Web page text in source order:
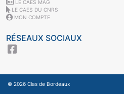
LE CAES MAG
LE CAES DU CNRS
MON COMPTE
RÉSEAUX SOCIAUX
© 2026 Clas de Bordeaux